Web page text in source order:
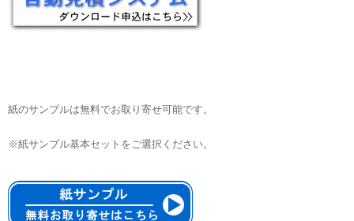
紙のサンプルは無料でお取り寄せ可能です。
※紙サンプル基本セットをご選択ください。